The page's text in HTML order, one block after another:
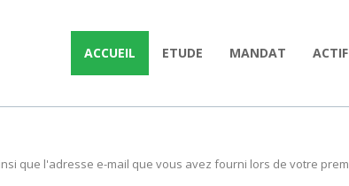
ACCUEIL ETUDE MANDAT ACTIF
que l'adresse e-mail que vous avez fourni lors de votre